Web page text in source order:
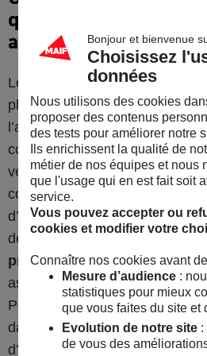
quelle incidence sur
auto ?
Le fait que la carte grise de
plusieurs titulaires n’a pas
l’assurance. Il importe en
conduit et combien de
véhicule. Si les cotitulaires de
conduisent le véhicule, la
d’assurance auto permettent
de
prendre le volant du véhicule
ascendant, voire même un
Pour savoir qui peut conduire
dans les conditions
d’assurance. Vous y trouverez
Bonjour et bienvenue
Choisissez
données
Nous utilisons des cookies
proposer des contenus
des tests pour améliorer notre
Ils enrichissent la qualité de
métier de nos équipes et nous
que l'usage qui en est fait soit
service.
Vous pouvez accepter ou
cookies et modifier votre
Connaître nos cookies avant
Mesure d’audience:
statistiques pour mieux
que vous faites du site et
Evolution de notre site:
de vous des